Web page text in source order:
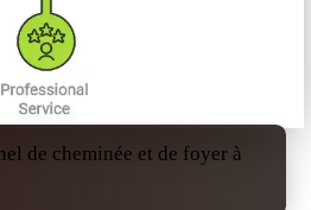
de cheminée et de foyer à